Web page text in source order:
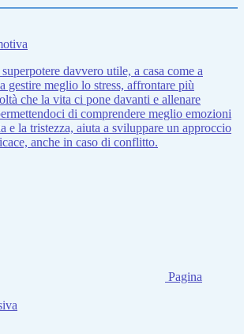
davvero utile, a casa come a
gestire meglio lo stress, affrontare più
che la vita ci pone davanti e allenare
di comprendere meglio emozioni
e la tristezza, aiuta a sviluppare un approccio
anche in caso di conflitto.
Pagina